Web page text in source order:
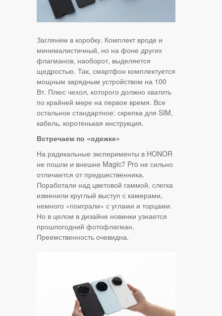
Заглянем в коробку. Комплект вроде и
минималистичный, но на фоне других
флагманов, наоборот, выделяется
щедростью. Так, смартфон комплектуется
мощным зарядным устройством на 100
Вт. Плюс чехол, которого должно хватить
по крайней мере на первое время. Все
остальное стандартное: скрепка для SIM,
кабель, коротенькая инструкция.
Встречаем по «одежке»
На радикальные эксперименты в HONOR
не пошли и внешне Magic7 Pro не сильно
отличается от предшественника.
Поработали над цветовой гаммой, слегка
изменили круглый выступ с камерами,
немного «поиграли» с углами и торцами.
Но в целом в дизайне новинки узнается
прошлогодний фотофлагман.
Преемственность очевидна.